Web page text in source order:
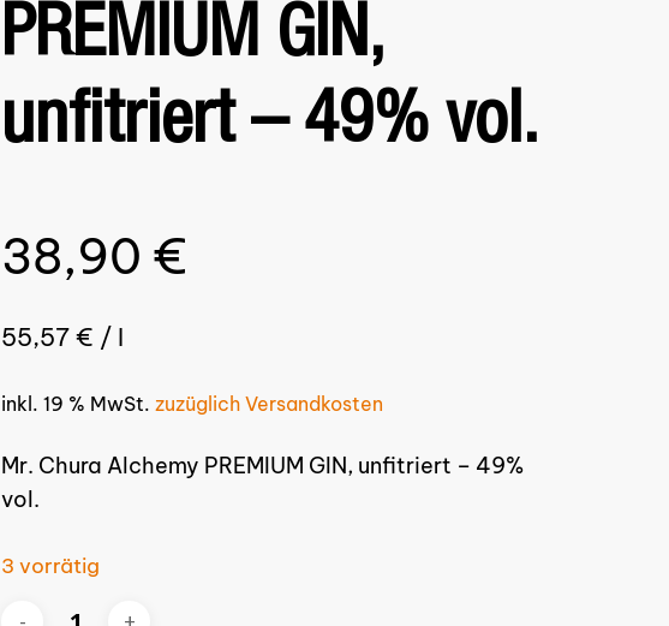
PREMIUM GIN,
unfitriert – 49% vol.
38,90 €
55,57€ / l
inkl. 19 % MwSt. zuzüglich Versandkosten
Mr. Chura Alchemy PREMIUM GIN, unfitriert – 49%
vol.
3 vorrätig